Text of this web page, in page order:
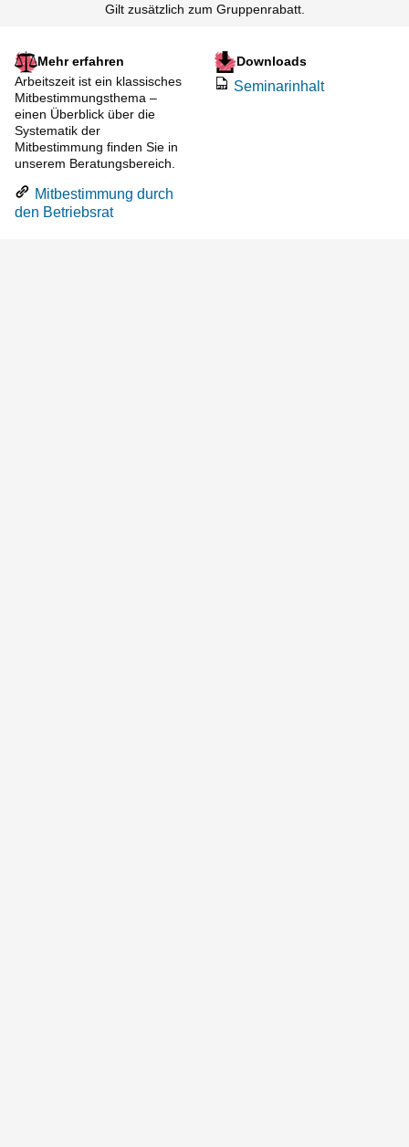
Gilt zusätzlich zum Gruppenrabatt.
Mehr erfahren
Arbeitszeit ist ein klassisches
Mitbestimmungsthema –
einen Überblick über die
Systematik der
Mitbestimmung finden Sie in
unserem Beratungsbereich.
Mitbestimmung durch
den Betriebsrat
Downloads
Seminarinhalt